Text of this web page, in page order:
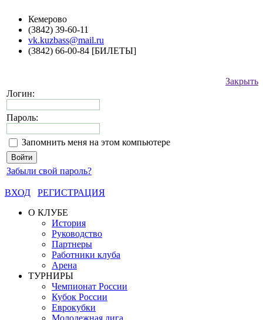
Кемерово
(3842) 39-60-11
vk.kuzbass@mail.ru
(3842) 66-00-84 [БИЛЕТЫ]
Закрыть
Логин:
Пароль:
Запомнить меня на этом компьютере
Забыли свой пароль?
ВХОД
РЕГИСТРАЦИЯ
О КЛУБЕ
История
Руководство
Партнеры
Работники клуба
Арена
ТУРНИРЫ
Чемпионат России
Кубок России
Еврокубки
Молодежная лига